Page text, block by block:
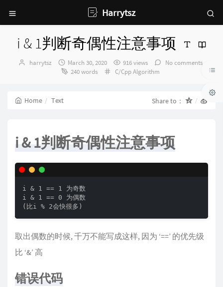
Harrytsz
i & 1判断奇偶性注意事项
Author：
harrytsz
发
布
March 30, 2020 916 views
No comments
240 words
Categories：
C/Cpp Algorithm
Home Text Share to：
i & 1判断奇偶性注意事项
i & 1 == 1 为奇数
i & 1 == 0 为偶数
(比i % 2会快很多)
取出偶数的时候, 千万不能写成这样, 因为 ‘==’ 的优先级
比 ‘&’ 高
错误代码